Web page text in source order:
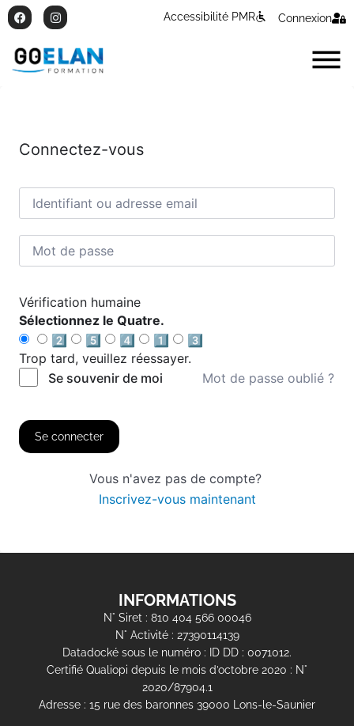
Accessibilité PMR Connexion
Connectez-vous
Vérification humaine
Sélectionnez le Quatre.
2️⃣
5️⃣ 4️⃣ 1️⃣
3️⃣
Trop tard, veuillez réessayer.
Se souvenir de moi
Mot de passe oublié ?
Se connecter
Vous n'avez pas de compte?
Inscrivez-vous maintenant
INFORMATIONS
N° Siret : 810 404 566 00046
N° Activité : 27390114139
Datadocké sous le numéro : ID DD : 0071012.
Certifié Qualiopi depuis le mois d’octobre 2020 : N°
2020/87904.1
Adresse : 15 rue des baronnes 39000 Lons-le-Saunier